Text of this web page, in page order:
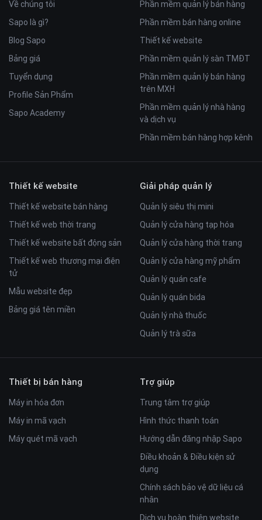
giao diện này vẫn đặc biệt phù hợp với các ngành nghề sau:
Hoa - quà tặng
Văn phòng phẩm
Với những ưu điểm tuyệt vời của template Zendo, chúng tôi
hy vọng rằng bạn sẽ có một website đẹp để có thể bắt đầu
bán hàng online ngay hôm nay.
Về chúng tôi
Sapo là gì?
Blog Sapo
Bảng giá
Tuyển dụng
Profile Sản Phẩm
Sapo Academy
Phần mềm quản lý bán hàng
Phần mềm bán hàng online
Thiết kế website
Phần mềm quản lý sàn TMĐT
Phần mềm quản lý bán hàng
trên MXH
Phần mềm quản lý nhà hàng
và dịch vụ
Phần mềm bán hàng hợp kênh
Thiết kế website
Thiết kế website bán hàng
Thiết kế web thời trang
Thiết kế website bất động sản
Thiết kế web thương mại điện
tử
Mẫu website đẹp
Bảng giá tên miền
Giải pháp quản lý
Quản lý siêu thị mini
Quản lý cửa hàng tạp hóa
Quản lý cửa hàng thời trang
Quản lý cửa hàng mỹ phẩm
Quản lý quán cafe
Quản lý quán bida
Quản lý nhà thuốc
Quản lý trà sữa
Thiết bị bán hàng
Máy in hóa đơn
Máy in mã vạch
Máy quét mã vạch
Trợ giúp
Trung tâm trợ giúp
Hình thức thanh toán
Hướng dẫn đăng nhập Sapo
Điều khoản & Điều kiện sử
dụng
Chính sách bảo vệ dữ liệu cá
nhân
Dịch vụ hoàn thiện website